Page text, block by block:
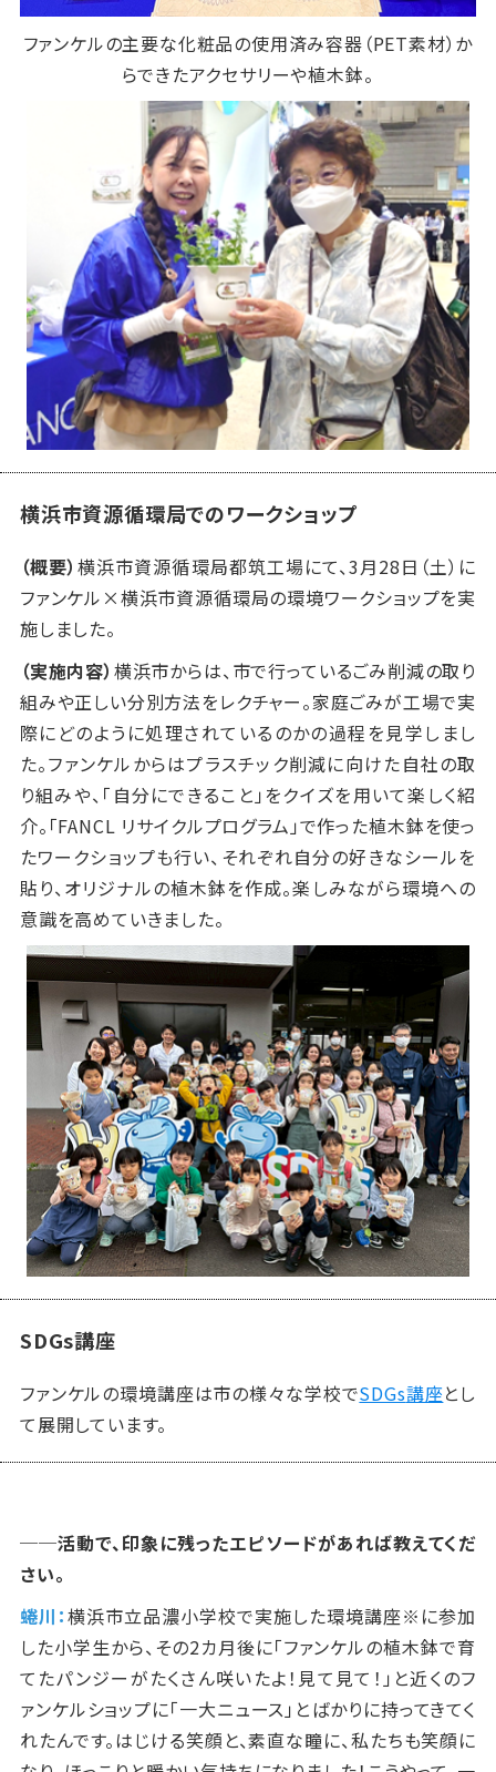
ファンケルの主要な化粧品の使用済み容器（PET素材）か
らできたアクセサリーや植木鉢。
横浜市資源循環局でのワークショップ
（概要）横浜市資源循環局都筑工場にて、3月28日（土）に
ファンケル ×横浜市資源循環局の環境ワークショップを実
施しました。
（実施内容） 横浜市からは、市で行っているごみ削減の取り
組みや正しい分別方法をレクチャー。家庭ごみが工場で実
際にどのように処理されているのかの過程を見学しまし
た。ファンケルからはプラスチック削減に向けた自社の取
り組みや、「自分にできること」をクイズを用いて楽しく紹
介。「FANCL リサイクルプログラム」で作った植木鉢を使っ
たワークショップも行い、それぞれ自分の好きなシールを
貼り、オリジナルの植木鉢を作成。楽しみながら環境への
意識を高めていきました。
SDGs講座
ファンケルの環境講座は市の様々な学校でSDGs講座とし
て展開しています。
──活動で、印象に残ったエピソードがあれば教えてくだ
さい。
蜷川：横浜市立品濃小学校で実施した環境講座※に参加
した小学生から、その2カ月後に「ファンケルの植木鉢で育
てたパンジーがたくさん咲いたよ！見て見て！」と近くのフ
ァンケルショップに「一大ニュース」とばかりに持ってきてく
れたんです。はじける笑顔と、素直な瞳に、私たちも笑顔に